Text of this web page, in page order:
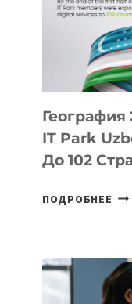
ПО
География
IT Park
До 102
ПОДРОБНЕЕ